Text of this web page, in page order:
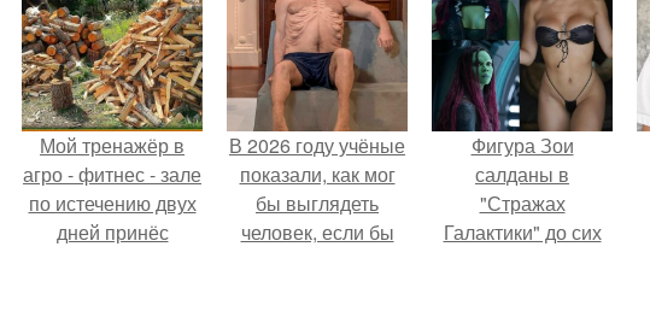
Мой тренажёр в
агро - фитнес - зале
по истечению двух
дней принёс
В 2026 году учёные
показали, как мог
бы выглядеть
человек, если бы
Фигура Зои
салданы в
"Стражах
Галактики" до сих